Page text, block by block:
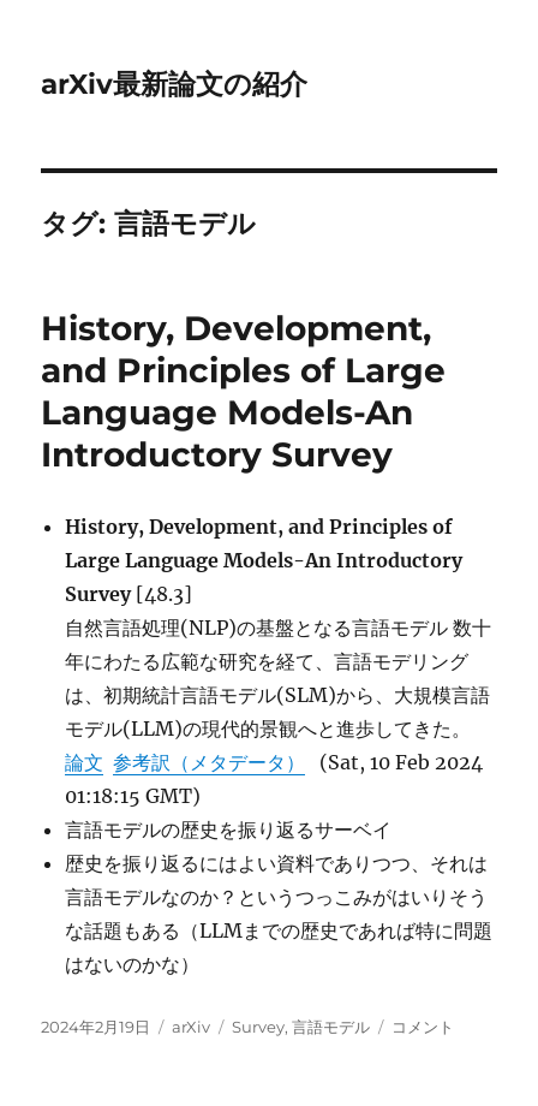
arXiv最新論文の紹介
タグ:言語モデル
History, Development,
and Principles of Large
Language Models-An
Introductory Survey
History, Development, and Principles of
Large Language Models-An Introductory
Survey [48.3]
自然言語処理(NLP)の基盤となる言語モデル 数十
年にわたる広範な研究を経て、言語モデリング
は、初期統計言語モデル(SLM)から、大規模言語
モデル(LLM)の現代的景観へと進歩してきた。
論文 参考訳（メタデータ）
(Sat, 10 Feb 2024
01:18:15 GMT)
言語モデルの歴史を振り返るサーベイ
歴史を振り返るにはよい資料でありつつ、それは
言語モデルなのか？というつっこみがはいりそう
な話題もある（LLMまでの歴史であれば特に問題
はないのかな）
投
2024年2月19日
カ
arXiv
タ
Survey,言語モデル
History,
コメント